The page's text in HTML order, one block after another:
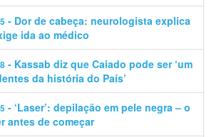
- Dor de cabeça: neurologista explica
ida ao médico
- Kassab diz que Caiado pode ser ‘um
da história do País’
- ‘Laser’: depilação em pele negra – o
antes de começar